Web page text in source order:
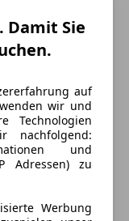
Damit Sie
auf
wir und
Technologien
nachfolgend:
und
Adressen) zu
Werbung